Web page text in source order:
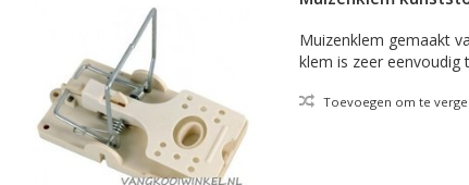
Muizenklem gemaakt
klem is zeer eenvoudig
Toevoegen om te